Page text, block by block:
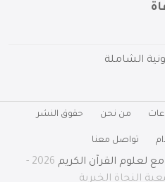
الشاملة
من نحن حقوق النشر
تواصل معنا
لعلوم القرآن الكريم
2026 -
النجاة الخيرية